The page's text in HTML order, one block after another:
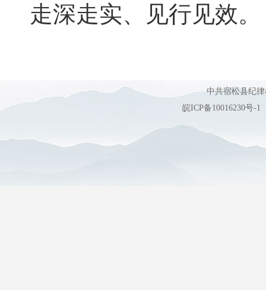
走深走实、见行见效。
中共宿松县纪
皖ICP备10016230号-1